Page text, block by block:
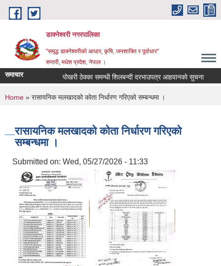
Skip to main content
डाक्नेश्वरी नगरपालिका
"समृद्ध डाक्नेश्वरीको आधार, कृषि, जनशाक्ति र पूर्वाधार"
सप्तरी, मधेश प्रदेश, नेपाल ।
समाचार पोखरी ठेक्का समन्धी शिलबन्दी दरभाउपत्र आहवानकाे सुचना
You are here
Home » रासायनिक मलखादको कोता निर्धारण गरिएको सम्बन्धमा ।
रासायनिक मलखादको कोता निर्धारण गरिएको
सम्बन्धमा ।
Submitted on: Wed, 05/27/2026 - 11:33